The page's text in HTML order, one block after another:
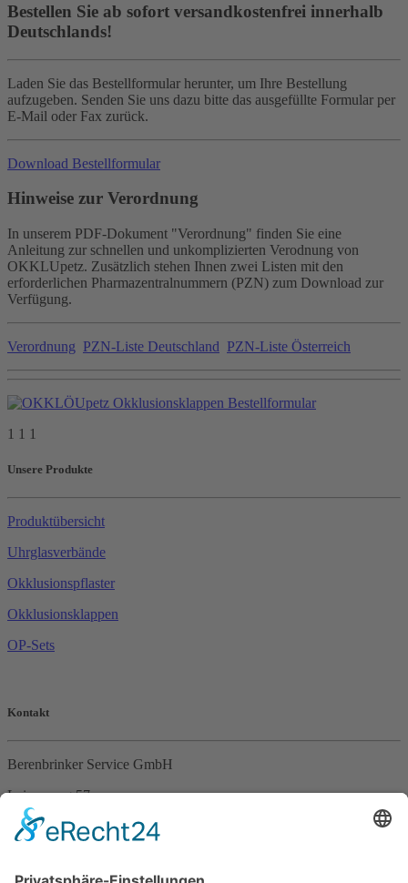
Bestellen Sie ab sofort versandkostenfrei innerhalb
Deutschlands!
Laden Sie das Bestellformular herunter, um Ihre Bestellung
aufzugeben. Senden Sie uns dazu bitte das ausgefüllte Formular per
E-Mail oder Fax zurück.
Download Bestellformular
Hinweise zur Verordnung
In unserem PDF-Dokument "Verordnung" finden Sie eine
Anleitung zur schnellen und unkomplizierten Verodnung von
OKKLUpetz. Zusätzlich stehen Ihnen zwei Listen mit den
erforderlichen Pharmazentralnummern (PZN) zum Download zur
Verfügung.
Verordnung PZN-Liste Deutschland PZN-Liste Österreich
1 1 1
Unsere Produkte
Produktübersicht
Uhrglasverbände
Okklusionspflaster
Okklusionsklappen
OP-Sets
Kontakt
Berenbrinker Service GmbH
Leinenweg 57
33415 Verl